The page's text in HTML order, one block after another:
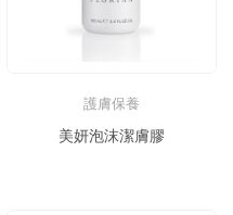
護膚保養
美妍泡沫潔膚膠